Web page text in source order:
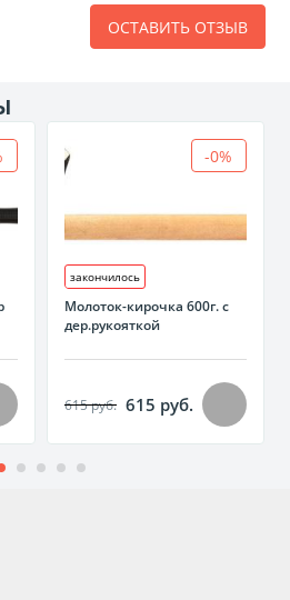
ОСТАВИТЬ ОТЗЫВ
-0%
закончилось
Молоток-кирочка 600г. с
дер.рукояткой
615 руб. 615 руб.